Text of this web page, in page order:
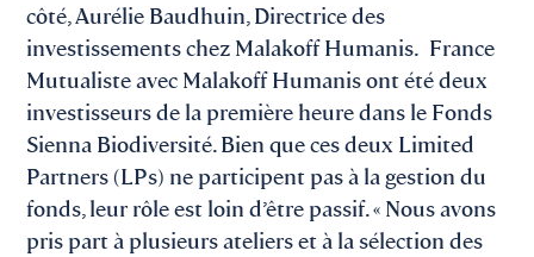
côté, Aurélie Baudhuin, Directrice des
investissements chez Malakoff Humanis. France
Mutualiste avec Malakoff Humanis ont été deux
investisseurs de la première heure dans le Fonds
Sienna Biodiversité. Bien que ces deux Limited
Partners (LPs) ne participent pas à la gestion du
fonds, leur rôle est loin d’être passif. « Nous avons
pris part à plusieurs ateliers et à la sélection des